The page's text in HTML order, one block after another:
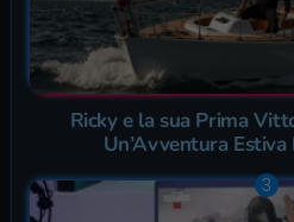
Ricky e la sua Prima
Un’Avventura